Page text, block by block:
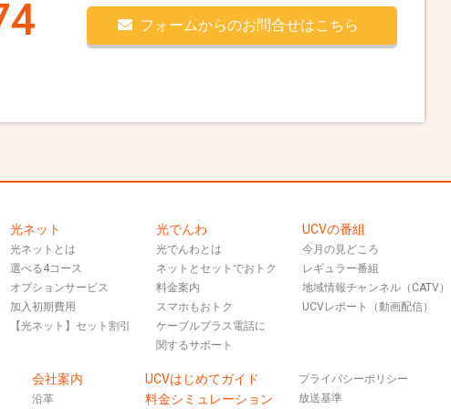
フォームからのお問合せはこちら
光ネット
光ネットとは
選べる4コース
オプションサービス
加入初期費用
【光ネット】セット割引
光でんわ
光でんわとは
ネットとセットでおトク
料金案内
スマホもおトク
ケーブルプラス電話に
関するサポート
UCVの番組
今月の見どころ
レギュラー番組
地域情報チャンネル（CATV）
UCVレポート（動画配信）
会社案内
沿革
UCVはじめてガイド
料金シミュレーション
プライバシーポリシー
放送基準